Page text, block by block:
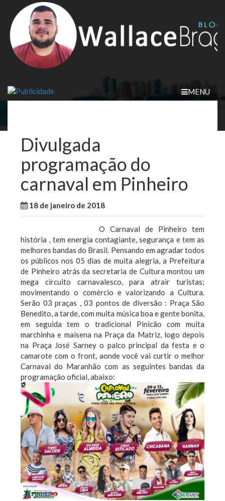
content
MENU
Divulgada
programação do
carnaval em Pinheiro
18 de janeiro de 2018
O Carnaval de Pinheiro tem
história , tem energia contagiante, segurança e tem as
melhores bandas do Brasil. Pensando em agradar todos
os públicos nos 05 dias de muita alegria, a Prefeitura
de Pinheiro atrás da secretaria de Cultura montou um
mega circuito carnavalesco, para atrair turistas;
movimentando o comércio e valorizando a Cultura.
Serão 03 praças , 03 pontos de diversão : Praça São
Benedito, a tarde, com muita música boa e gente bonita,
em seguida tem o tradicional Pinicão com muita
marchinha e maisena na Praça da Matriz, logo depois
na Praça José Sarney o palco principal da festa e o
camarote com o front, aonde você vai curtir o melhor
Carnaval do Maranhão com as seguintes bandas da
programação oficial, abaixo: